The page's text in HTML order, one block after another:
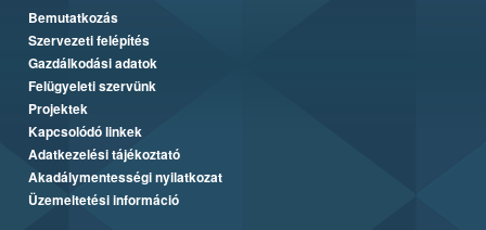
Bemutatkozás
Szervezeti felépítés
Gazdálkodási adatok
Felügyeleti szervünk
Projektek
Kapcsolódó linkek
Adatkezelési tájékoztató
Akadálymentességi nyilatkozat
Üzemeltetési információ